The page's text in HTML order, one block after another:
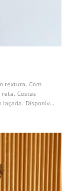
textura. Com
Costas
laçada. Disponível